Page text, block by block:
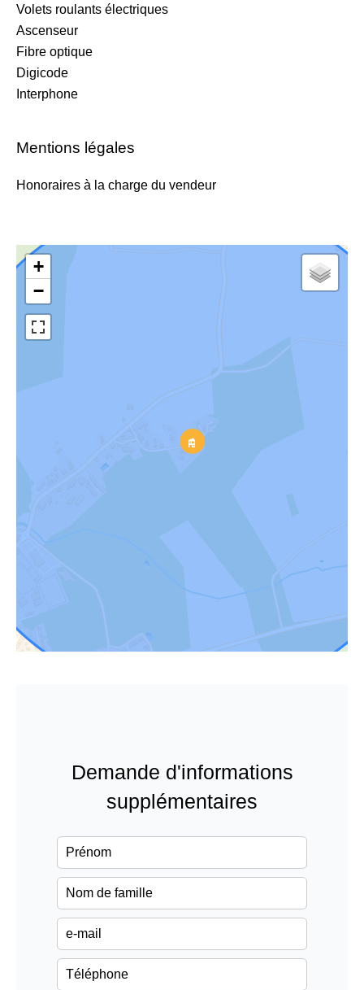
Volets roulants électriques
Ascenseur
Fibre optique
Digicode
Interphone
Mentions légales
Honoraires à la charge du vendeur
+
−
Demande d'informations
supplémentaires